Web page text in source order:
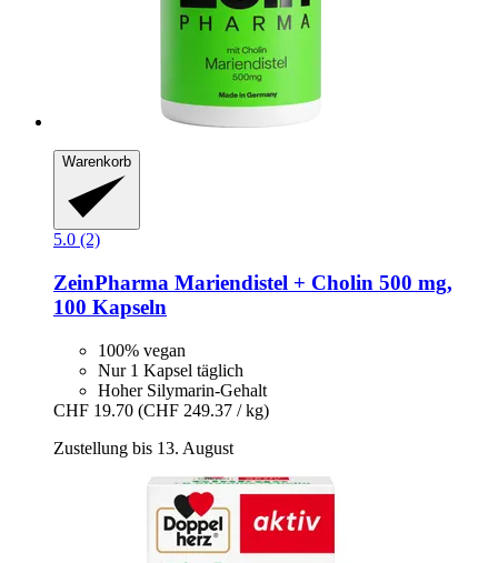
Warenkorb
5.0 (2)
ZeinPharma Mariendistel + Cholin 500 mg,
100 Kapseln
100% vegan
Nur 1 Kapsel täglich
Hoher Silymarin-Gehalt
CHF 19.70 (CHF 249.37 / kg)
Zustellung bis 13. August